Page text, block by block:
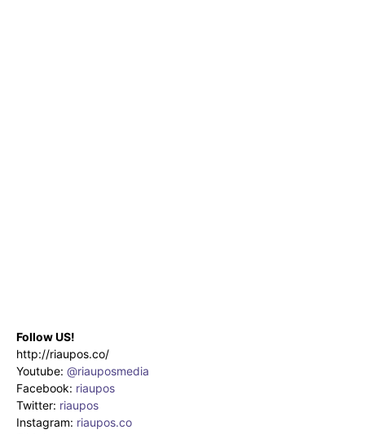
Follow US!
http://riaupos.co/
Youtube: @riauposmedia
Facebook: riaupos
Twitter: riaupos
Instagram: riaupos.co